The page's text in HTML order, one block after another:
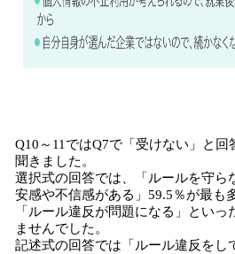
Q10～11ではQ7で「受けない」と
聞きました。
選択式の回答では、「ルールを守ら
安感や不信感がある」59.5％が最も
「ルール違反が問題になる」とい
ませんでした。
記述式の回答では「ルール違反をし